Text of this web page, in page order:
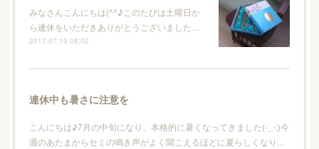
みなさんこんにちは(^^♪このたびは土曜日か
ら連休をいただきありがとうございました…
2017.07.19 08:02
連休中も暑さに注意を
こんにちは♪7月の中旬になり、本格的に暑くなってきました(-_-;)今
週のあたまからセミの鳴き声がよく聞こえるほどに夏らしくなり…